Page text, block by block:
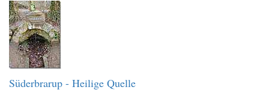
Süderbrarup - Heilige Quelle